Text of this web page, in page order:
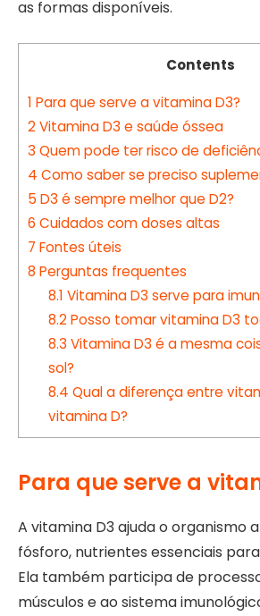
as formas disponíveis.
Contents
1 Para que serve a vitamina D3?
2Vitamina D3 e saúde óssea
3 Quem pode ter risco de
4 Como saber se preciso
5 D3 é sempre melhor que D2?
6 Cuidados com doses altas
7 Fontes úteis
8 Perguntas frequentes
8.1 Vitamina D3 serve para
8.2Posso tomar vitamina D3
8.3 Vitamina D3 é a mesma
sol?
8.4 Qual a diferença entre
vitamina D?
Para que serve a
A vitamina D3 ajuda o organismo
fósforo, nutrientes essenciais
Ela também participa de
músculos e ao sistema